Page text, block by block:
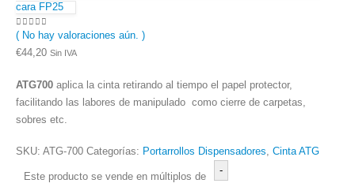
cara FP25
0 out of 5
( No hay valoraciones aún. )
€44,20 Sin IVA
ATG700 aplica la cinta retirando al tiempo el papel protector,
facilitando las labores de manipulado como cierre de carpetas,
sobres etc.
SKU: ATG-700 Categorías: Portarrollos Dispensadores, Cinta ATG
Este producto se vende en múltiplos de
-